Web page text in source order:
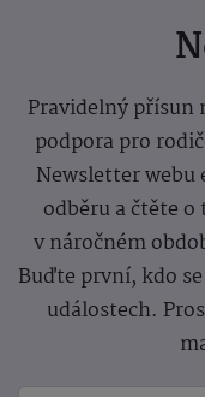
Pravidelný přísun
podpora pro
Newsletter webu
odběru a čtěte
v náročném
Buďte první, kdo
událostech.